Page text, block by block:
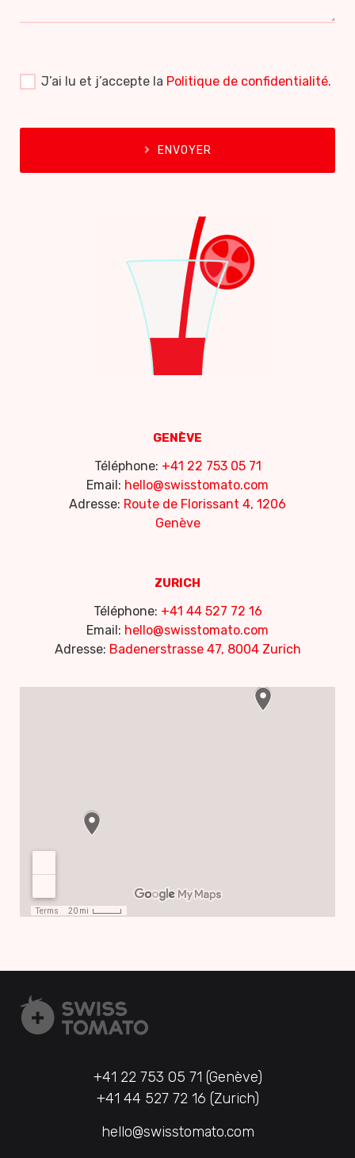
J’ai lu et j’accepte la Politique de confidentialité.
ENVOYER
GENÈVE
Téléphone: +41 22 753 05 71
Email: hello@swisstomato.com
Adresse: Route de Florissant 4, 1206
Genève
ZURICH
Téléphone: +41 44 527 72 16
Email: hello@swisstomato.com
Adresse: Badenerstrasse 47, 8004 Zurich
+41 22 753 05 71 (Genève)
+41 44 527 72 16 (Zurich)
hello@swisstomato.com